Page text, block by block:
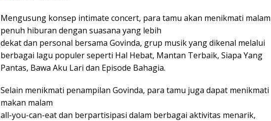
Mengusung konsep intimate concert, para tamu akan menikmati malam
penuh hiburan dengan suasana yang lebih
dekat dan personal bersama Govinda, grup musik yang dikenal melalui
berbagai lagu populer seperti Hal Hebat, Mantan Terbaik, Siapa Yang
Pantas, Bawa Aku Lari dan Episode Bahagia.
Selain menikmati penampilan Govinda, para tamu juga dapat menikmati
makan malam
all-you-can-eat dan berpartisipasi dalam berbagai aktivitas menarik,